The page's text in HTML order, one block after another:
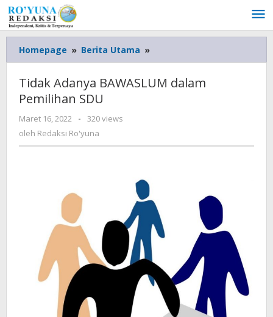
Lewati
ke
konten
Homepage » Berita Utama »
Adanya
BAWASLUM
dalam
Tidak Adanya BAWASLUM dalam
Pemilihan SDU
Maret 16, 2022
oleh
Redaksi
Ro'yuna
-
320 views
oleh Redaksi Ro'yuna